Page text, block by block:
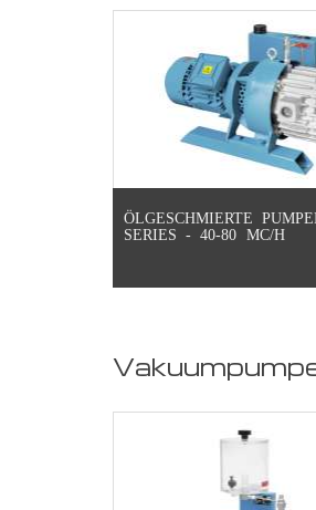
ÖLGESCHMIERTE
SERIES - 40-80 MC/H